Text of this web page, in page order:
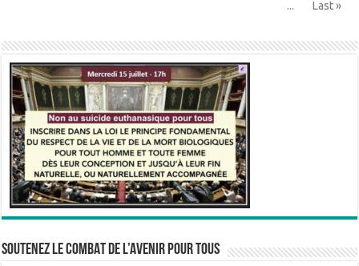
...
Last »
SOUTENEZ LE COMBAT DE L’AVenir pour Tous